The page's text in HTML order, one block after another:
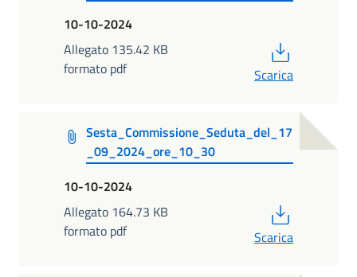
10-10-2024
Allegato 135.42 KB
formato pdf
Scarica
Sesta_Commissione_Seduta_del_17
_09_2024_ore_10_30
10-10-2024
Allegato 164.73 KB
formato pdf
Scarica